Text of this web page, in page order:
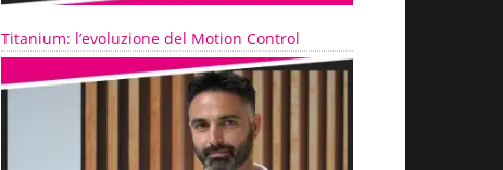
Titanium: l’evoluzione del Motion Control